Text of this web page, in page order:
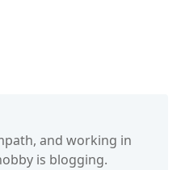
and working in
is blogging.